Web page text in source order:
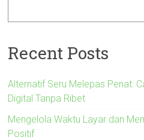
Recent Posts
Alternatif Seru Melepas Penat:
Digital Tanpa Ribet
Mengelola Waktu Layar dan
Positif